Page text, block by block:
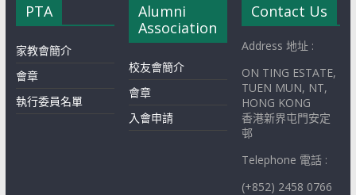
PTA
家教會簡介
會章
執行委員名單
Alumni
Association
校友會簡介
會章
入會申請
Contact Us
Address 地址 :
ON TING ESTATE,
TUEN MUN, NT,
HONG KONG
香港新界屯門安定
邨
Telephone 電話 :
(+852) 2458 0766